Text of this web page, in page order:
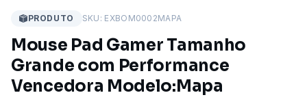
PRODUTO SKU: EXBOM0002MAPA
Mouse Pad Gamer Tamanho
Grande com Performance
Vencedora Modelo:Mapa